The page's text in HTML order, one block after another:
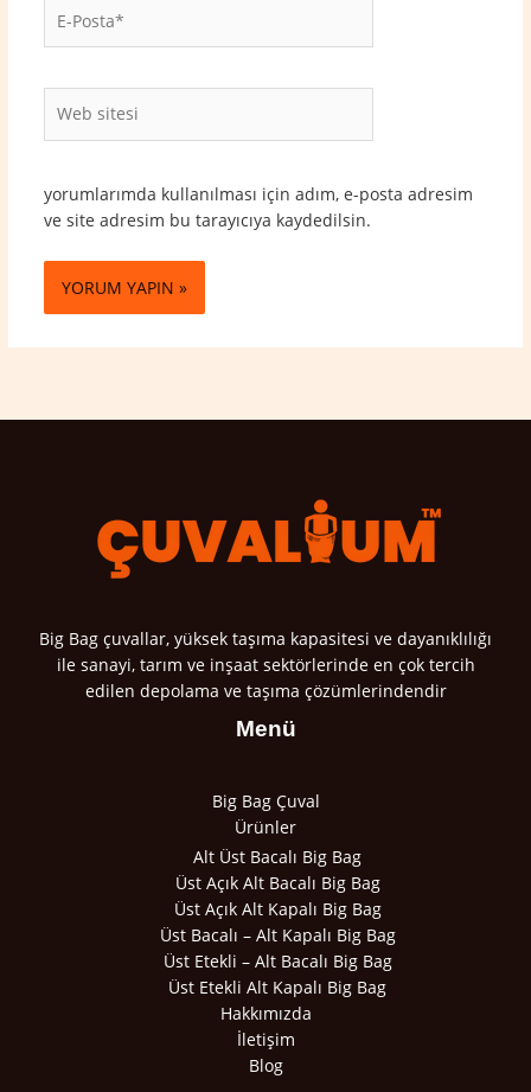
Posta*
sitesi
yorumlarımda kullanılması için adım, e-posta adresim
ve site adresim bu tarayıcıya kaydedilsin.
Big Bag çuvallar, yüksek taşıma kapasitesi ve dayanıklılığı
ile sanayi, tarım ve inşaat sektörlerinde en çok tercih
edilen depolama ve taşıma çözümlerindendir
Menü
Big Bag Çuval
Ürünler
Alt Üst Bacalı Big Bag
Üst Açık Alt Bacalı Big Bag
Üst Açık Alt Kapalı Big Bag
Üst Bacalı – Alt Kapalı Big Bag
Üst Etekli – Alt Bacalı Big Bag
Üst Etekli Alt Kapalı Big Bag
Hakkımızda
İletişim
Blog